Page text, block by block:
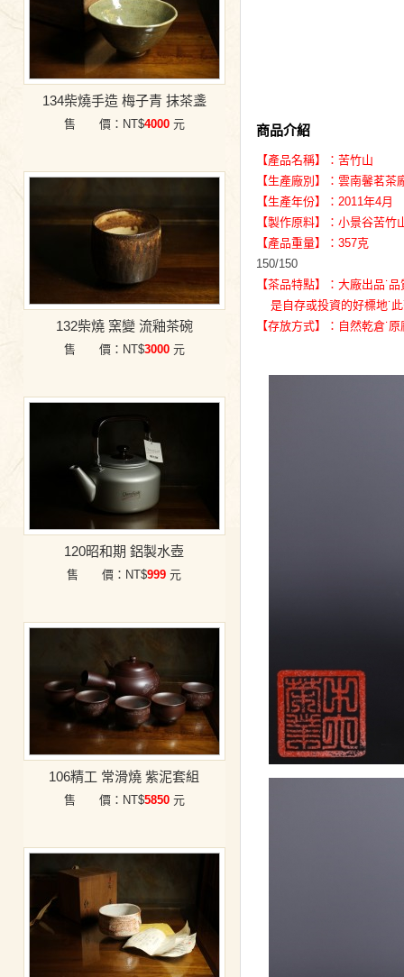
134柴燒手造 梅子青 抹茶盞
售 價：NT$4000 元
132柴燒 窯變 流釉茶碗
售 價：NT$3000 元
120昭和期 鋁製水壺
售 價：NT$999 元
106精工 常滑燒 紫泥套組
售 價：NT$5850 元
商品介紹
【產品名稱】：苦竹山
【生產廠別】：雲南馨茗茶
【生產年份】：2011年4月
【製作原料】：小景谷苦竹
【產品重量】：357克
150/150
【茶品特點】：大廠出品˙
是自存或投資的好標地˙
【存放方式】：自然乾倉˙